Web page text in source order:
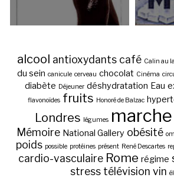
alcool antioxydants café Calin au
du sein canicule cerveau chocolat Cinéma
diabète Déjeuner déshydratation Eau
flavonoïdes fruits Honoré de Balzac
Londres légumes marche
Mémoire National Gallery obésité
poids possible protéines présent René Descartes
cardio-vasculaire Rome régime
stress télévision vin